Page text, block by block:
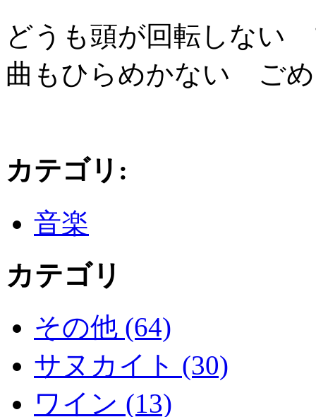
どうも頭が回転しな
曲もひらめかない ご
カテゴリ :
音楽
カテゴリ
その他 (64)
サヌカイト (30)
ワイン (13)